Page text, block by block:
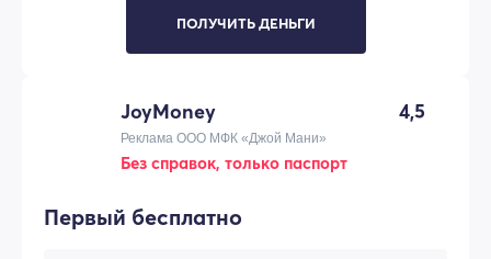
ПОЛУЧИТЬ ДЕНЬГИ
JoyMoney 4,5
Реклама ООО МФК «Джой Мани»
Без справок, только паспорт
Первый бесплатно